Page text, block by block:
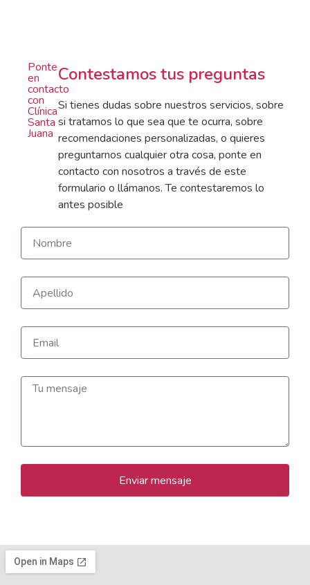
Ponte
en
contacto
con
Clínica
Santa
Juana
Contestamos tus preguntas
Si tienes dudas sobre nuestros servicios, sobre
si tratamos lo que sea que te ocurra, sobre
recomendaciones personalizadas, o quieres
preguntarnos cualquier otra cosa, ponte en
contacto con nosotros a través de este
formulario o llámanos. Te contestaremos lo
antes posible
Enviar mensaje